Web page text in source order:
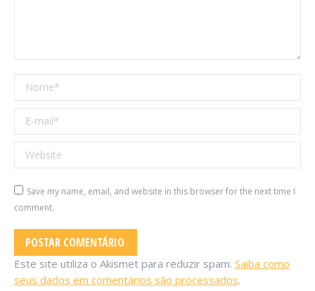
Nome *
E-mail *
Website
Save my name, email, and website in this browser for the next time I
comment.
POSTAR COMENTÁRIO
Este site utiliza o Akismet para reduzir spam. Saiba como
seus dados em comentários são processados.